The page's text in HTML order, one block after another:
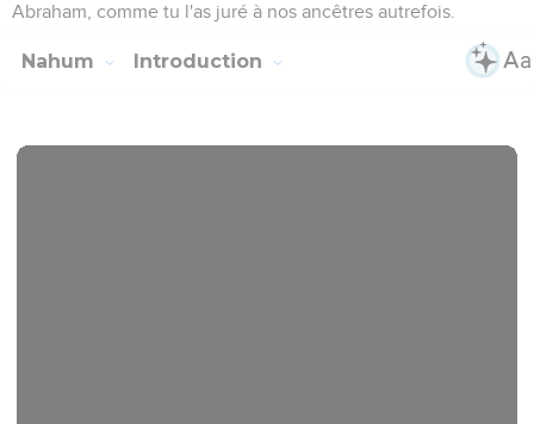
Abraham, comme tu l'as juré à nos ancêtres autrefois.
Nahum Introduction